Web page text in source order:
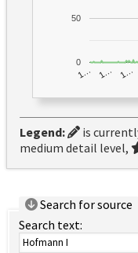
1… 1… 1…
0
50
Legend: is
medium detail level,
Search for source
Search text: